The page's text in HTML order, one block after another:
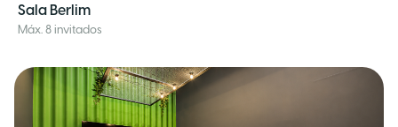
Sala Berlim
Máx. 8 invitados